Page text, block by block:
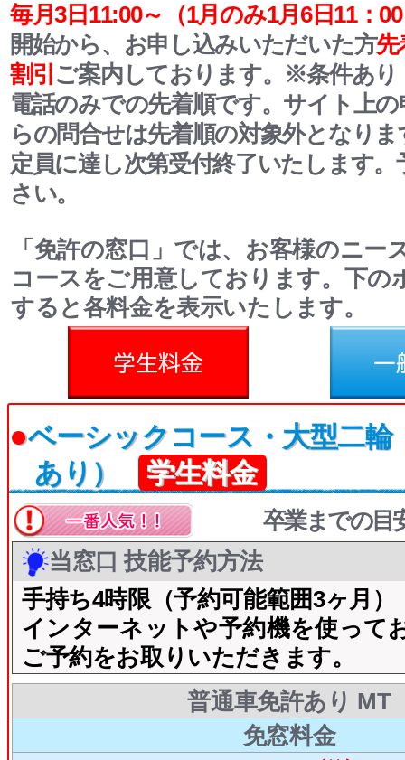
毎月3日11:00～ （1月のみ1月6日11：
開始から、お申し込みいただいた方先
割引 ご案内しております。 ※条件あり
電話のみでの先着順です。サイト上
らの問合せは先着順の対象外となりま
定員に達し次第受付終了いたします
さい。
「免許の窓口」では、お客様のニー
コースをご用意しております。下の
すると各料金を表示いたします。
●ベーシックコース・大型二輪
あり）
学生料金
卒業までの目
当窓口 技能予約方法
手持ち4時限（予約可能範囲3ヶ月）
インターネットや予約機を使って
ご予約をお取りいただきます。
普通車免許あり MT
免窓料金